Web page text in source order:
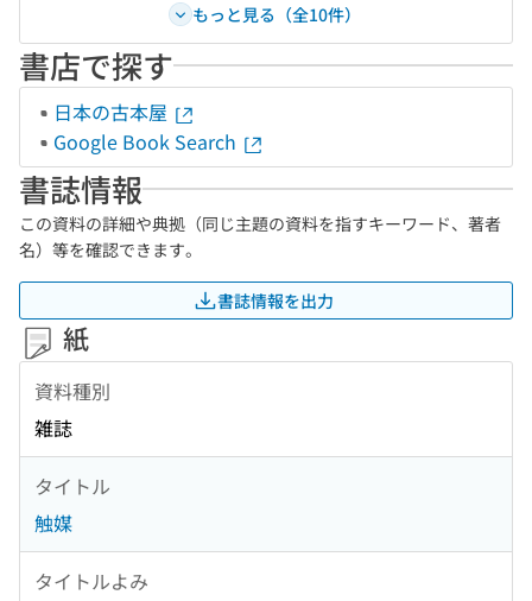
もっと見る（全10件）
書店で探す
日本の古本屋
Google Book Search
書誌情報
この資料の詳細や典拠（同じ主題の資料を指すキーワード、著者
名）等を確認できます。
書誌情報を出力
紙
資料種別
雑誌
タイトル
触媒
タイトルよみ